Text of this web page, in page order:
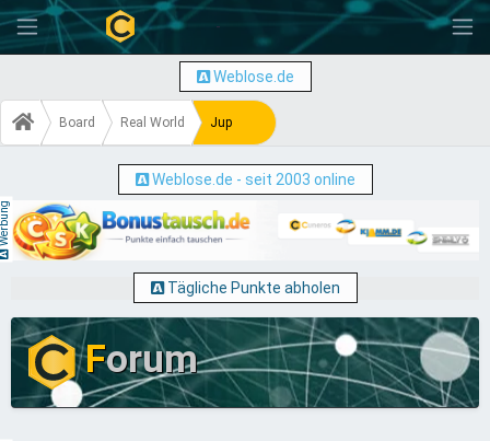
-
Weblose.de
Board Real World Jup
Weblose.de - seit 2003 online
Tägliche Punkte abholen
Forum